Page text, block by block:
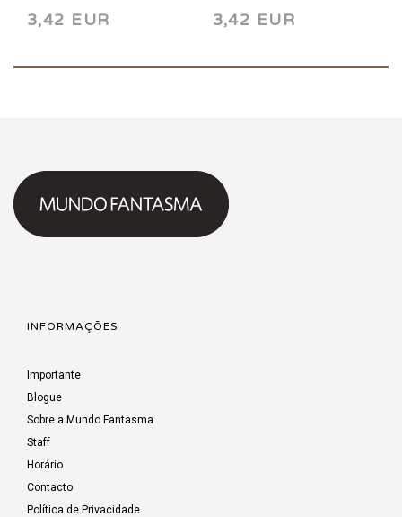
3,42 EUR
3,42 EUR
INFORMAÇÕES
Importante
Blogue
Sobre a Mundo Fantasma
Staff
Horário
Contacto
Política de Privacidade